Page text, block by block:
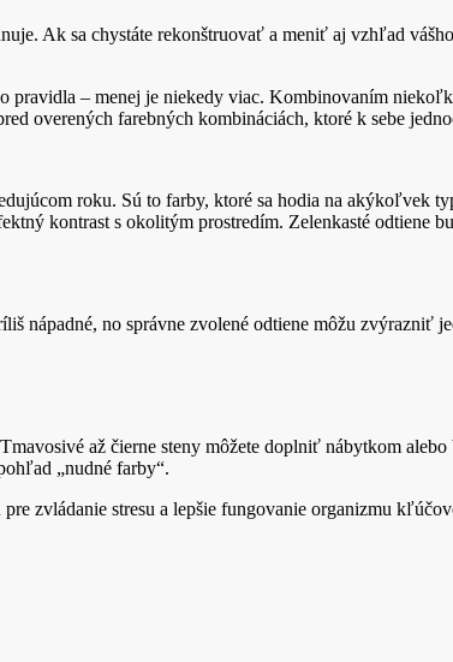
Ak sa chystáte rekonštruovať a meniť aj vzhľad
pravidla – menej je niekedy viac. Kombinovaním
overených farebných kombináciách, ktoré k sebe
roku. Sú to farby, ktoré sa hodia na akýkoľvek
kontrast s okolitým prostredím. Zelenkasté odtiene
nápadné, no správne zvolené odtiene môžu zvýrazniť
až čierne steny môžete doplniť nábytkom
„nudné farby“.
zvládanie stresu a lepšie fungovanie organizmu